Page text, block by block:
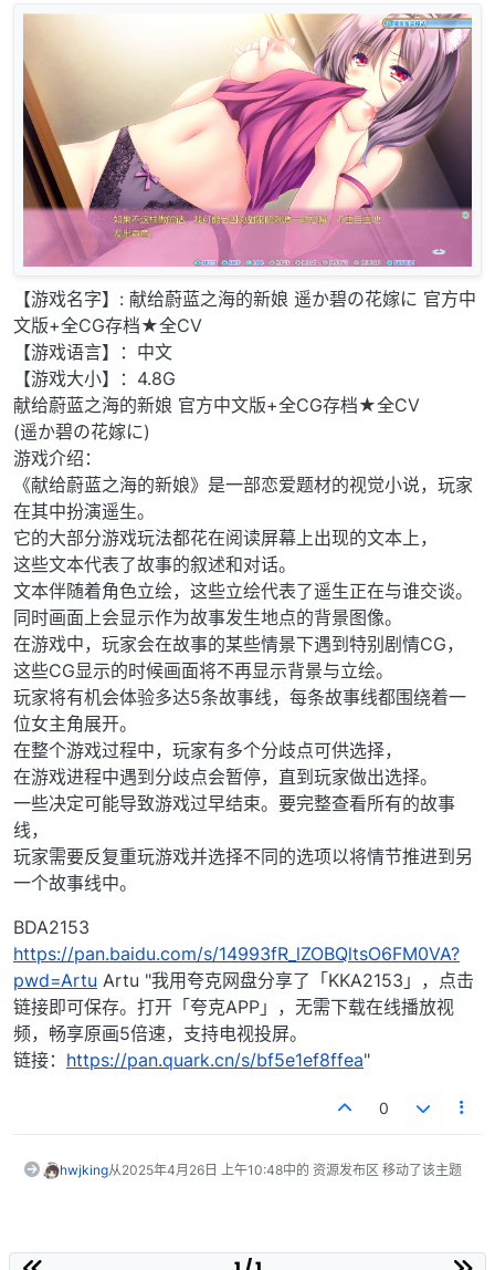
【游戏名字】: 献给蔚蓝之海的新娘 遥か碧の花嫁に 官方中
文版+全CG存档★全CV
【游戏语言】：中文
【游戏大小】：4.8G
献给蔚蓝之海的新娘 官方中文版+全CG存档★全CV
(遥か碧の花嫁に)
游戏介绍：
《献给蔚蓝之海的新娘》是一部恋爱题材的视觉小说，玩家
在其中扮演遥生。
它的大部分游戏玩法都花在阅读屏幕上出现的文本上，
这些文本代表了故事的叙述和对话。
文本伴随着角色立绘，这些立绘代表了遥生正在与谁交谈。
同时画面上会显示作为故事发生地点的背景图像。
在游戏中，玩家会在故事的某些情景下遇到特别剧情CG，
这些CG显示的时候画面将不再显示背景与立绘。
玩家将有机会体验多达5条故事线，每条故事线都围绕着一
位女主角展开。
在整个游戏过程中，玩家有多个分歧点可供选择，
在游戏进程中遇到分歧点会暂停，直到玩家做出选择。
一些决定可能导致游戏过早结束。要完整查看所有的故事
线，
玩家需要反复重玩游戏并选择不同的选项以将情节推进到另
一个故事线中。
BDA2153
https://pan.baidu.com/s/14993fR_lZOBQltsO6FM0VA?
pwd=Artu Artu "我用夸克网盘分享了「KKA2153」，点击
链接即可保存。打开「夸克APP」，无需下载在线播放视
频，畅享原画5倍速，支持电视投屏。
链接： https://pan.quark.cn/s/bf5e1ef8ffea"
0
hwjking从2025年4月26日 上午10:48中的 资源发布区 移动了该主题